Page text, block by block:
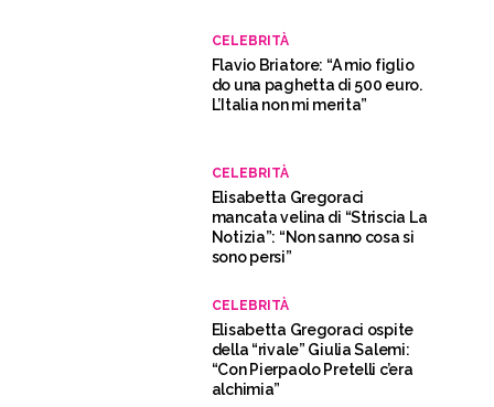
CELEBRITÀ
Flavio Briatore: “A mio figlio
do una paghetta di 500 euro.
L’Italia non mi merita”
CELEBRITÀ
Elisabetta Gregoraci
mancata velina di “Striscia La
Notizia”: “Non sanno cosa si
sono persi”
CELEBRITÀ
Elisabetta Gregoraci ospite
della “rivale” Giulia Salemi:
“Con Pierpaolo Pretelli c’era
alchimia”